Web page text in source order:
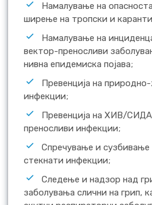
Намалување на
ширење на тропски и
Намалување на
вектор-преносливи
нивна епидемиска појава;
Превенција на
инфекции;
Превенција на ХИВ/СИДА
преносливи инфекции;
Спречување и сузбивање
стекнати инфекции;
Следење и надзор над
заболувања слични на грип,